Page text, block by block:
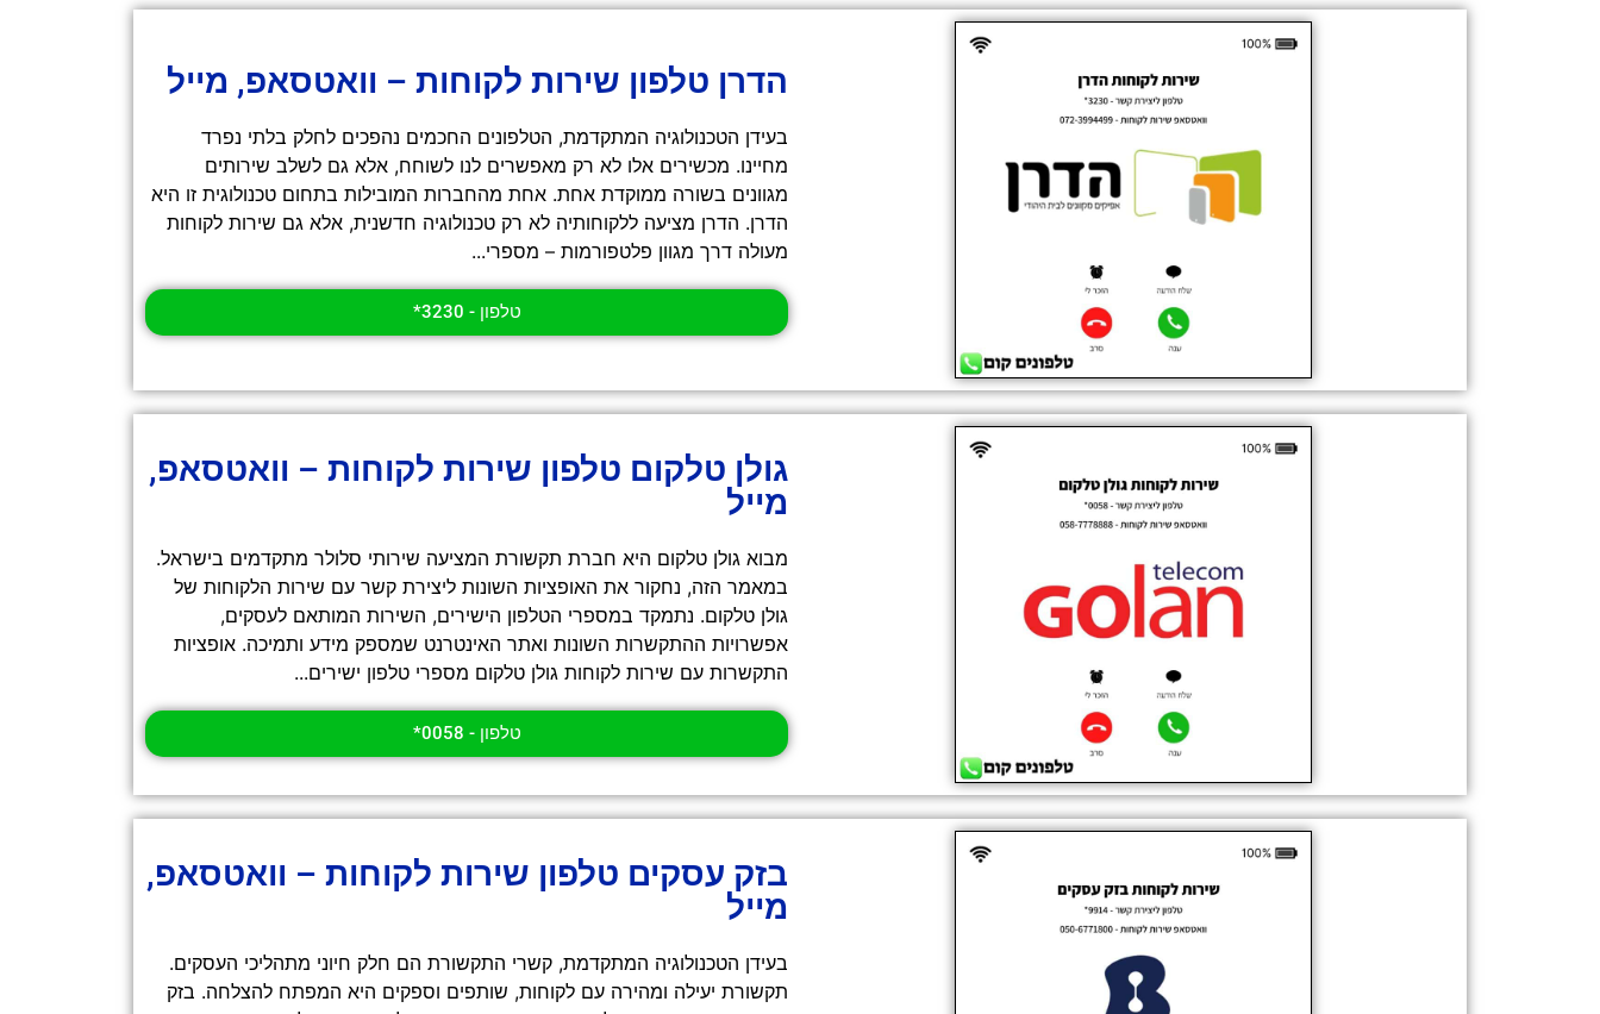
הדרן טלפון שירות לקוחות – וואטסאפ, מייל
בעידן הטכנולוגיה המתקדמת, הטלפונים החכמים נהפכים לחלק בלתי נפרד
מחיינו. מכשירים אלו לא רק מאפשרים לנו לשוחח, אלא גם לשלב שירותים
מגוונים בשורה ממוקדת אחת. אחת מהחברות המובילות בתחום טכנולוגית זו היא
הדרן. הדרן מציעה ללקוחותיה לא רק טכנולוגיה חדשנית, אלא גם שירות לקוחות
מעולה דרך מגוון פלטפורמות – מספרי...
טלפון - 3230*
גולן טלקום טלפון שירות לקוחות – וואטסאפ,
מייל
מבוא גולן טלקום היא חברת תקשורת המציעה שירותי סלולר מתקדמים בישראל.
במאמר הזה, נחקור את האופציות השונות ליצירת קשר עם שירות הלקוחות של
גולן טלקום. נתמקד במספרי הטלפון הישירים, השירות המותאם לעסקים,
אפשרויות ההתקשרות השונות ואתר האינטרנט שמספק מידע ותמיכה. אופציות
התקשרות עם שירות לקוחות גולן טלקום מספרי טלפון ישירים...
טלפון - 0058*
בזק עסקים טלפון שירות לקוחות – וואטסאפ,
מייל
בעידן הטכנולוגיה המתקדמת, קשרי התקשורת הם חלק חיוני מתהליכי העסקים.
תקשורת יעילה ומהירה עם לקוחות, שותפים וספקים היא המפתח להצלחה. בזק